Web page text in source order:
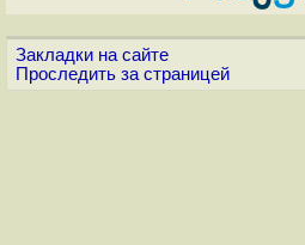
Закладки на сайте
Проследить за страницей